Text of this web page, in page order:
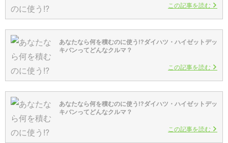
この記事を読む
あなたなら何を積むのに使う!?ダイハツ・ハイゼットデッ
キバンってどんなクルマ？
この記事を読む
あなたなら何を積むのに使う!?ダイハツ・ハイゼットデッ
キバンってどんなクルマ？
この記事を読む